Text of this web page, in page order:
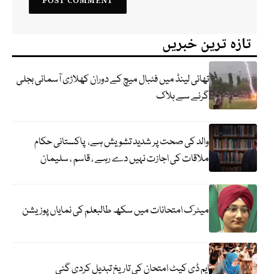
تازہ ترین خبریں
تھائی لینڈ میں فٹبال میچ کے دوران کھلاڑی آسمانی بجلی
گرنے سے ہلاک
والد کی صحت پر شدید تشویش ہے، پاکستانی حکام
ملاقات کی اجازت نہیں دے رہے ، قاسم ، سلیمان
میٹرک امتحانات میں سکھ طالبعلم کی نمایاں پوزیشن
ایم ڈی کیٹ امتحان کی تاریخ تبدیل کردی گئی